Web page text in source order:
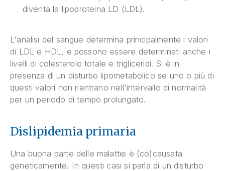
diventa la lipoproteina LD (LDL).
L'analisi del sangue determina principalmente i valori
di LDL e HDL, e possono essere determinati anche i
livelli di colesterolo totale e trigliceridi. Si è in
presenza di un disturbo lipometabolico se uno o più di
questi valori non rientrano nell'intervallo di normalità
per un periodo di tempo prolungato.
Dislipidemia primaria
Una buona parte delle malattie è (co)causata
geneticamente. In questi casi si parla di un disturbo